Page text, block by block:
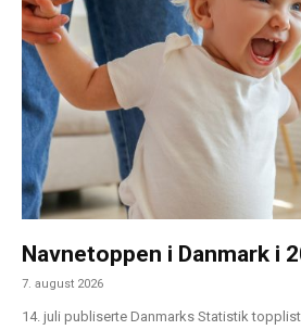
Navnetoppen i Danmark i
7. august 2026
14. juli publiserte Danmarks Statistik